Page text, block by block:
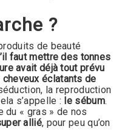
?
de beauté
faut mettre des tonnes
avait déjà tout prévu
cheveux éclatants de
la reproduction
s’appelle : le sébum.
du « gras » de nos
allié, pour peu qu’on